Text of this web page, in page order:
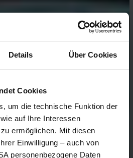
Details Über Cookies
Cookies
um die technische Funktion der
auf Ihre Interessen
ermöglichen. Mit diesen
Einwilligung – auch von
personenbezogene Daten